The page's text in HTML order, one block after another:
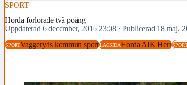
SPORT
Horda förlorade två poäng
Uppdaterad 6 december, 2016 23:08 · Publicerad 18 maj,
SPORTVaggeryds kommun sportLAGSIDAHorda AIK Herr